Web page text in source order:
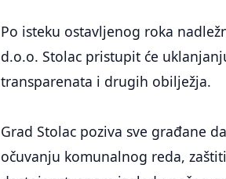
Po isteku ostavljenog roka
d.o.o. Stolac pristupit će
transparenata i drugih obilježja.
Grad Stolac poziva sve građane
očuvanju komunalnog reda,